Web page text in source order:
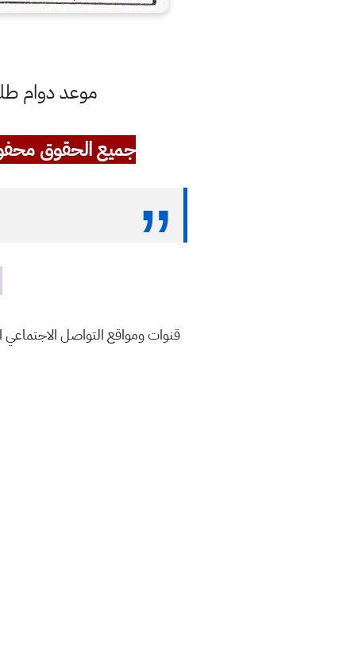
موعد دوام
جميع الحقوق
قنوات ومواقع التواصل